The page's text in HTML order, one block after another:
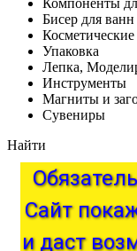
Компоненты
Бисер для ванн
Косметические
Упаковка
Лепка,
Инструменты
Магниты и
Сувениры
Найти
Сайт
и даст